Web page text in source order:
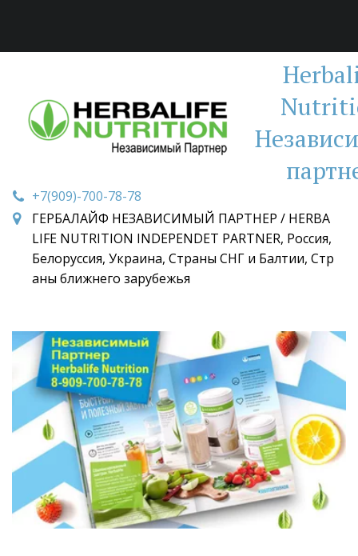
+7(909)-700-78-78
ГЕРБАЛАЙФ НЕЗАВИСИМЫЙ ПАРТНЕР / HERBA
LIFE NUTRITION INDEPENDET PARTNER, Россия,
Белоруссия, Украина, Страны СНГ и Балтии, Стр
аны ближнего зарубежья